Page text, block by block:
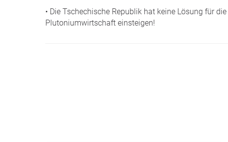
• Die Tschechische Republik hat keine Lösung für
Plutoniumwirtschaft einsteigen!